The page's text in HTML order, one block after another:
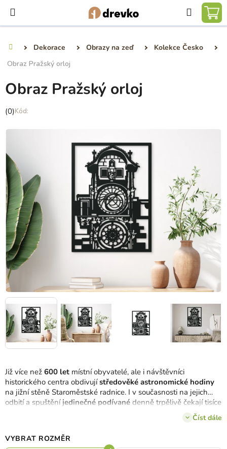
obsah
Hledat
Dekorace Obrazy na zeď
Kolekce Česko
Obraz Pražský orloj
Již více než 600 let místní obyvatelé, ale i návštěvníci
historického centra obdivujístředověké astronomické hodiny
na jižní stěně Staroměstské radnice. I v současnosti na jejich
odbití a spuštění jedinečné podívané denně trpělivě čekají tisíce
lidí s pohledy upřenými vzhůru. Díky obrazu Pražský orloj
budete moci podobiznu mechanických hodin obdivovat nejen z
náměstí, ale také z pohodlí domova, a
barvách.
Číst dále
VYBRAT ROZMĚR
Obraz Pražský orloj
Průměrné
produktu
0,0
5
hvězdiček.
(0)